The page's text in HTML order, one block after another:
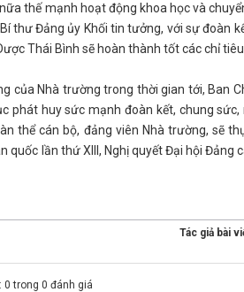
thế mạnh hoạt động khoa học và
thư Đảng ủy Khối tin tưởng, với sự đoàn
Thái Bình sẽ hoàn thành tốt các chỉ
Nhà trường trong thời gian tới, Ban
phát huy sức mạnh đoàn kết, chung
thể cán bộ, đảng viên Nhà trường, sẽ
quốc lần thứ XIII, Nghị quyết Đại hội
Tác giả bài
0 trong 0 đánh giá